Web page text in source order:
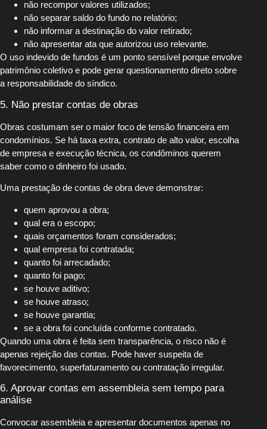
não recompor valores utilizados;
não separar saldo do fundo no relatório;
não informar a destinação do valor retirado;
não apresentar ata que autorizou uso relevante.
O uso indevido de fundos é um ponto sensível porque envolve
patrimônio coletivo e pode gerar questionamento direto sobre
a responsabilidade do síndico.
5. Não prestar contas de obras
Obras costumam ser o maior foco de tensão financeira em
condomínios. Se há taxa extra, contrato de alto valor, escolha
de empresa e execução técnica, os condôminos querem
saber como o dinheiro foi usado.
Uma prestação de contas de obra deve demonstrar:
quem aprovou a obra;
qual era o escopo;
quais orçamentos foram considerados;
qual empresa foi contratada;
quanto foi arrecadado;
quanto foi pago;
se houve aditivo;
se houve atraso;
se houve garantia;
se a obra foi concluída conforme contratado.
Quando uma obra é feita sem transparência, o risco não é
apenas rejeição das contas. Pode haver suspeita de
favorecimento, superfaturamento ou contratação irregular.
6. Aprovar contas em assembleia sem tempo para
análise
Convocar assembleia e apresentar documentos apenas no